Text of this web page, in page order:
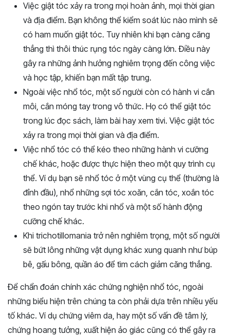
Việc giật tóc xảy ra trong mọi hoàn ảnh, mọi thời gian
và địa điểm. Bạn không thể kiểm soát lúc nào mình sẽ
có ham muốn giật tóc. Tuy nhiên khi bạn càng căng
thẳng thì thôi thúc rụng tóc ngày càng lớn. Điều này
gây ra những ảnh hưởng nghiêm trọng đến công việc
và học tập, khiến bạn mất tập trung.
Ngoài việc nhổ tóc, một số người còn có hành vi cắn
môi, cắn móng tay trong vô thức. Họ có thể giật tóc
trong lúc đọc sách, làm bài hay xem tivi. Việc giật tóc
xảy ra trong mọi thời gian và địa điểm.
Việc nhổ tóc có thể kéo theo những hành vi cưỡng
chế khác, hoặc được thực hiện theo một quy trình cụ
thể. Ví dụ bạn sẽ nhổ tóc ở một vùng cụ thể (thường là
đỉnh đầu), nhổ những sợi tóc xoăn, cắn tóc, xoắn tóc
theo ngón tay trước khi nhổ và một số hành động
cưỡng chế khác.
Khi trichotillomania trở nên nghiêm trọng, một số người
sẽ bứt lông những vật dụng khác xung quanh như búp
bê, gấu bông, quần áo để tìm cách giảm căng thẳng.
Để chẩn đoán chính xác chứng nghiện nhổ tóc, ngoài
những biểu hiện trên chúng ta còn phải dựa trên nhiều yếu
tố khác. Ví dụ chứng viêm da, hay một số vấn đề tâm lý,
chứng hoang tưởng, xuất hiện ảo giác cũng có thể gây ra